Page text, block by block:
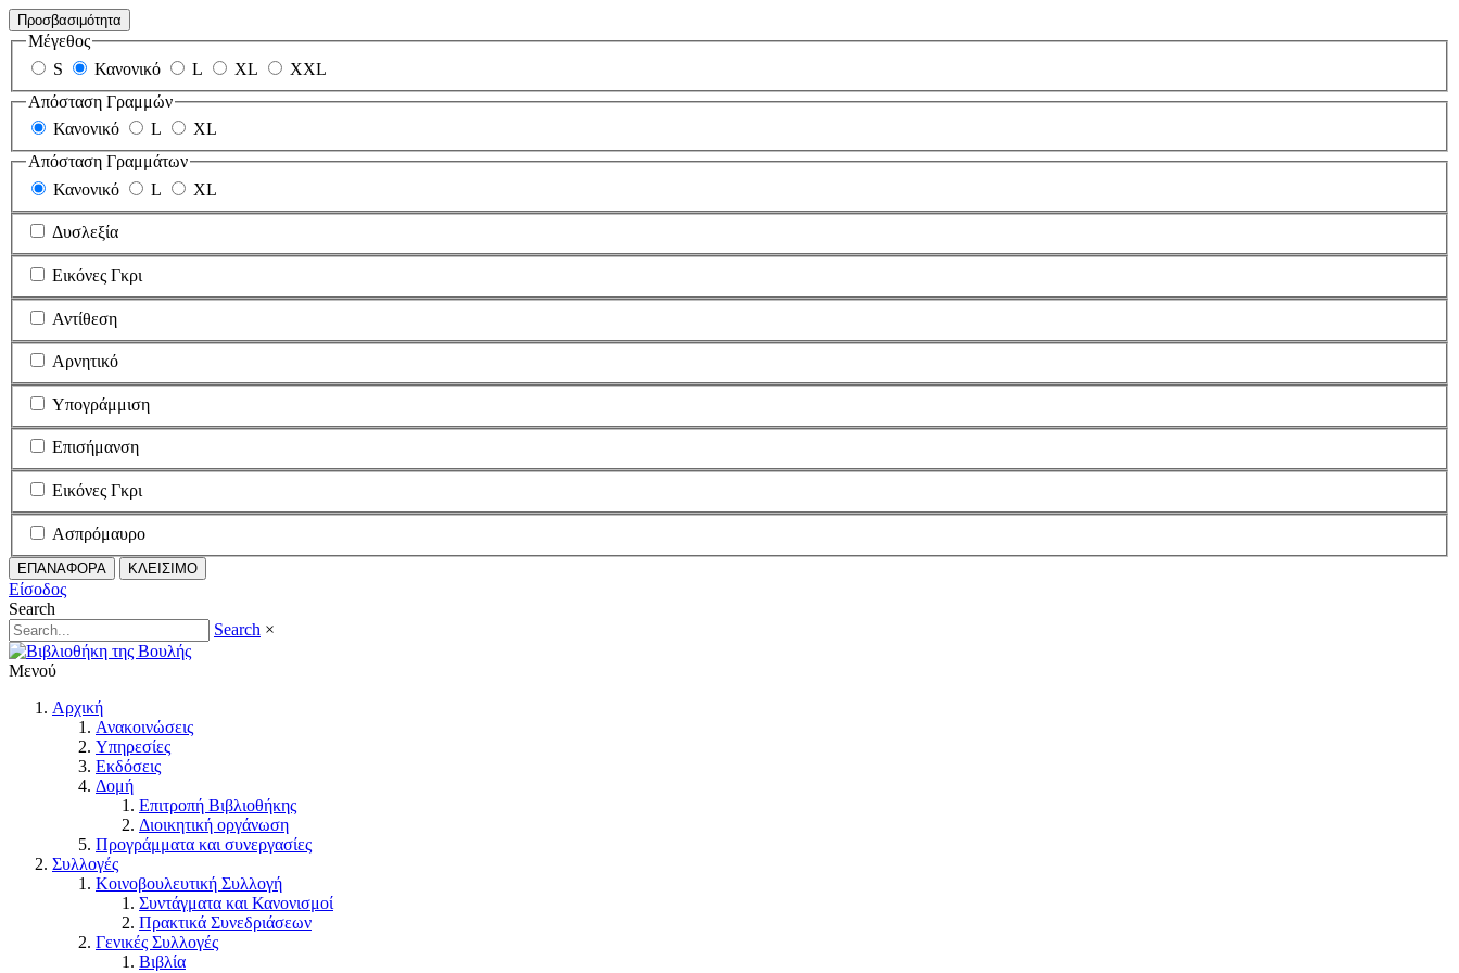
Προσβασιμότητα
Μέγεθος
S
Κανονικό L XL
XXL
Απόσταση Γραμμών
Κανονικό
L
XL
Απόσταση Γραμμάτων
Κανονικό
L XL
Δυσλεξία
Εικόνες Γκρι
Αντίθεση
Αρνητικό
Υπογράμμιση
Επισήμανση
Εικόνες Γκρι
Ασπρόμαυρο
ΕΠΑΝΑΦΟΡΑ ΚΛΕΙΣΙΜΟ
Είσοδος
Search
Search ×
Μενού
Αρχική
Ανακοινώσεις
Υπηρεσίες
Εκδόσεις
Δομή
Επιτροπή Βιβλιοθήκης
Διοικητική οργάνωση
Προγράμματα και συνεργασίες
Συλλογές
Κοινοβουλευτική Συλλογή
Συντάγματα και Κανονισμοί
Πρακτικά Συνεδριάσεων
Γενικές Συλλογές
Βιβλία